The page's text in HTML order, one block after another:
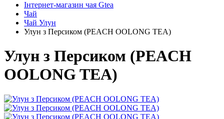
Інтернет-магазин чая Gtea
Чай
Чай Улун
Улун з Персиком (PEACH OOLONG TEA)
Улун з Персиком (PEACH
OOLONG TEA)